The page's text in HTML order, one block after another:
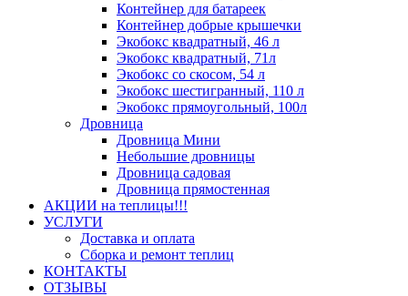
Контейнер для батареек
Контейнер добрые крышечки
Экобокс квадратный, 46 л
Экобокс квадратный, 71л
Экобокс со скосом, 54 л
Экобокс шестигранный, 110 л
Экобокс прямоугольный, 100л
Дровница
Дровница Мини
Небольшие дровницы
Дровница садовая
Дровница прямостенная
АКЦИИ на теплицы!!!
УСЛУГИ
Доставка и оплата
Сборка и ремонт теплиц
КОНТАКТЫ
ОТЗЫВЫ